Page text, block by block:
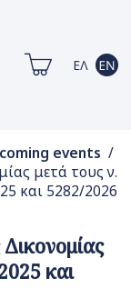
events /
μετά τους ν.
και 5282/2026
και